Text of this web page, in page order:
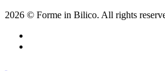
2026 © Forme in Bilico. All rights